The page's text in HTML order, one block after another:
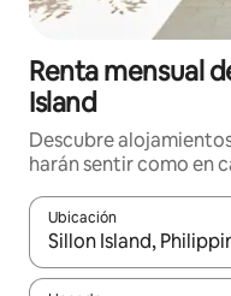
Renta mensual
Island
Descubre
harán sentir como en
Ubicación
Cuando los resultados